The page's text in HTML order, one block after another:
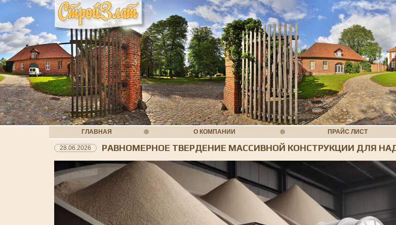
ГЛАВНАЯ О КОМПАНИИ ПРАЙС ЛИСТ
28.06.2026 РАВНОМЕРНОЕ ТВЕРДЕНИЕ МАССИВНОЙ КОНСТРУКЦИИ ДЛЯ